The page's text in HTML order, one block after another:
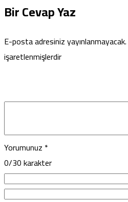
Bir Cevap Yaz
E-posta adresiniz yayınlanmayacak.
işaretlenmişlerdir
Yorumunuz *
0/30 karakter